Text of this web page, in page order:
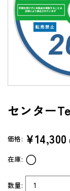
ソフトウェアご
製品サポートペー
よくあるご質問
共通テスト/センター
センターTen
通常版
（DVD-ROM簡易
アップグレード版
（ダウンロード）
製品サポートペー
センター
価格: ¥14,300
数量:
在庫: ○